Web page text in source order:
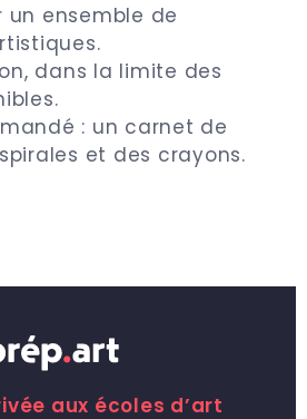
un ensemble de
dans la limite des
: un carnet de
et des crayons.
aux écoles d’art